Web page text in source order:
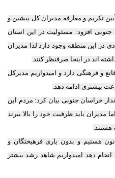
تکریم و معارفه مدیران کل پیشین و
افزود: مسئولیت در این استان
در این منطقه وجود دارد لذا مدیران
اند در اینجا صرفنظر کنند.
و فرهنگی دارد و امیدواریم مدیرکل
بیشتری ادامه دهد.
خراسان جنوبی بیان کرد: مردم این
باید ظرفیت خود را بالا ببرند
هستیم و بدون یاری فرهیختگان و
دهد امیدواریم شاهد رشد بیشتر